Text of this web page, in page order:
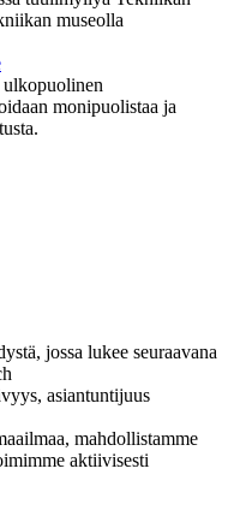
monipuolistaa ja
asiantuntijuus
mahdollistamme
aktiivisesti